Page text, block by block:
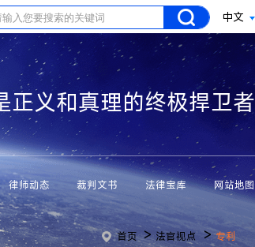
中文
正义和真理的终极捍卫者
律师动态 裁判文书 法律宝库 网站地图
首页 >法官视点 >专利